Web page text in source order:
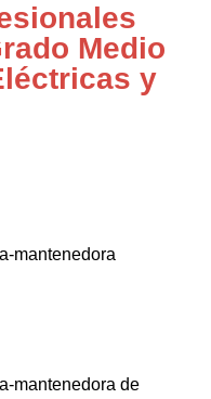
Medio
y
mantenedora
mantenedora de